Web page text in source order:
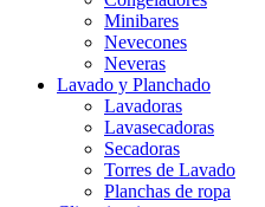
Minibares
Nevecones
Neveras
Lavado y Planchado
Lavadoras
Lavasecadoras
Secadoras
Torres de Lavado
Planchas de ropa